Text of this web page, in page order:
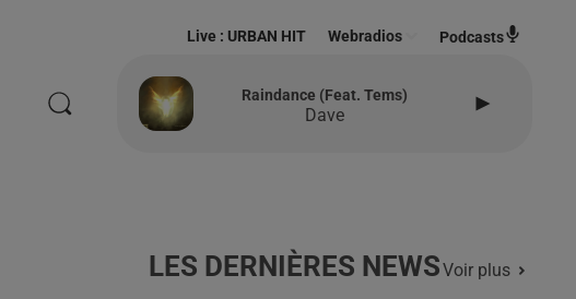
Live : URBAN HIT Webradios Podcasts
Raindance (feat. Tems)
Dave
LES DERNIÈRES NEWSVoir plus